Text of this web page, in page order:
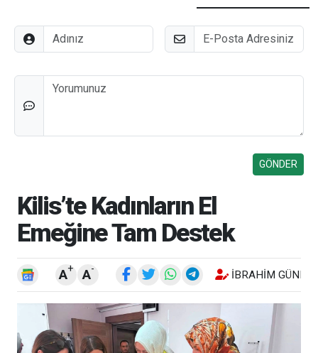
Adınız E-Posta
Düşünceleriniz
Kilis’te Kadınların El
Emeğine Tam Destek
A+ A- İBRAHIM GÜNEŞ